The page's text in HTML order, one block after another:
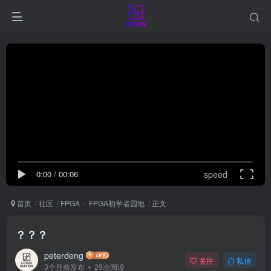
0:00 / 00:06 speed
首页 社区 FPGA FPGA初学者园地 正文
？？？
peterdeng
3个月前发布 29次阅读
关注 私信